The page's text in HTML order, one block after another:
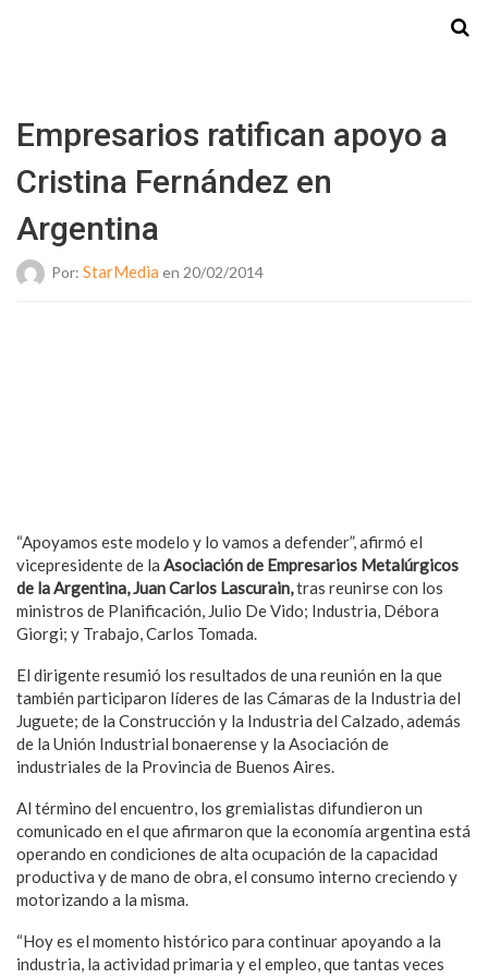
Empresarios ratifican apoyo a
Cristina Fernández en
Argentina
Por: StarMedia en 20/02/2014
“Apoyamos este modelo y lo vamos a defender”, afirmó el
vicepresidente de la Asociación de Empresarios Metalúrgicos
de la Argentina, Juan Carlos Lascurain,tras reunirse con los
ministros de Planificación, Julio De Vido; Industria, Débora
Giorgi; y Trabajo, Carlos Tomada.
El dirigente resumió los resultados de una reunión en la que
también participaron líderes de las Cámaras de la Industria del
Juguete; de la Construcción y la Industria del Calzado, además
de la Unión Industrial bonaerense y la Asociación de
industriales de la Provincia de Buenos Aires.
Al término del encuentro, los gremialistas difundieron un
comunicado en el que afirmaron que la economía argentina está
operando en condiciones de alta ocupación de la capacidad
productiva y de mano de obra, el consumo interno creciendo y
motorizando a la misma.
“Hoy es el momento histórico para continuar apoyando a la
industria, la actividad primaria y el empleo, que tantas veces